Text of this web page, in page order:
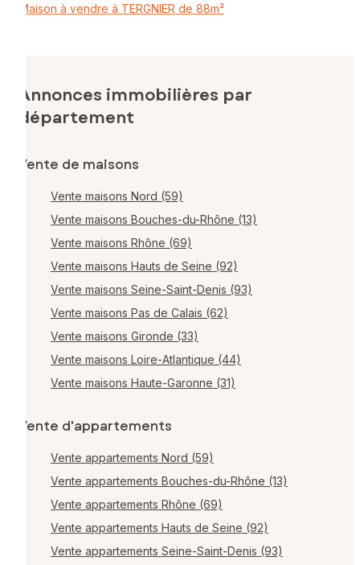
Maison à vendre à TERGNIER de 88m²
Annonces immobilières par
département
Vente de maisons
Vente maisons Nord (59)
Vente maisons Bouches-du-Rhône (13)
Vente maisons Rhône (69)
Vente maisons Hauts de Seine (92)
Vente maisons Seine-Saint-Denis (93)
Vente maisons Pas de Calais (62)
Vente maisons Gironde (33)
Vente maisons Loire-Atlantique (44)
Vente maisons Haute-Garonne (31)
Vente d'appartements
Vente appartements Nord (59)
Vente appartements Bouches-du-Rhône (13)
Vente appartements Rhône (69)
Vente appartements Hauts de Seine (92)
Vente appartements Seine-Saint-Denis (93)